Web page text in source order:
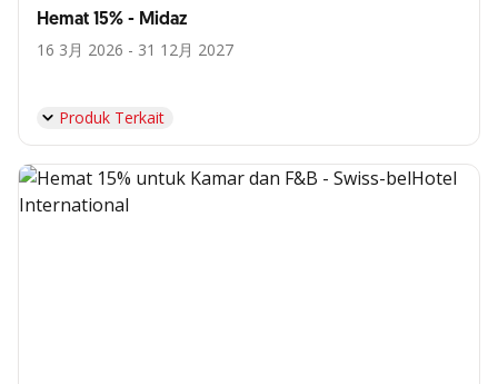
Hemat 15% - Midaz
16 3月 2026 - 31 12月 2027
Produk Terkait